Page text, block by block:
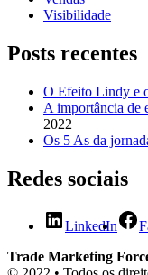
Visibilidade
Posts recentes
O Efeito Lindy e
A importância de
2022
Os 5 As da
Redes sociais
LinkedIn
Trade Marketing